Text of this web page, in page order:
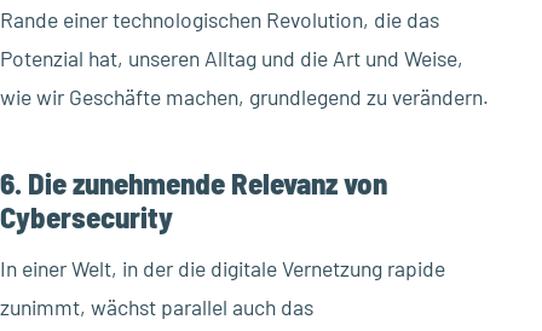
Rande einer technologischen Revolution, die das
Potenzial hat, unseren Alltag und die Art und Weise,
wie wir Geschäfte machen, grundlegend zu verändern.
6. Die zunehmende Relevanz von
Cybersecurity
In einer Welt, in der die digitale Vernetzung rapide
zunimmt, wächst parallel auch das